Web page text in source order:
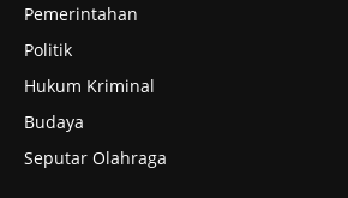
Pemerintahan
Politik
Hukum Kriminal
Budaya
Seputar Olahraga